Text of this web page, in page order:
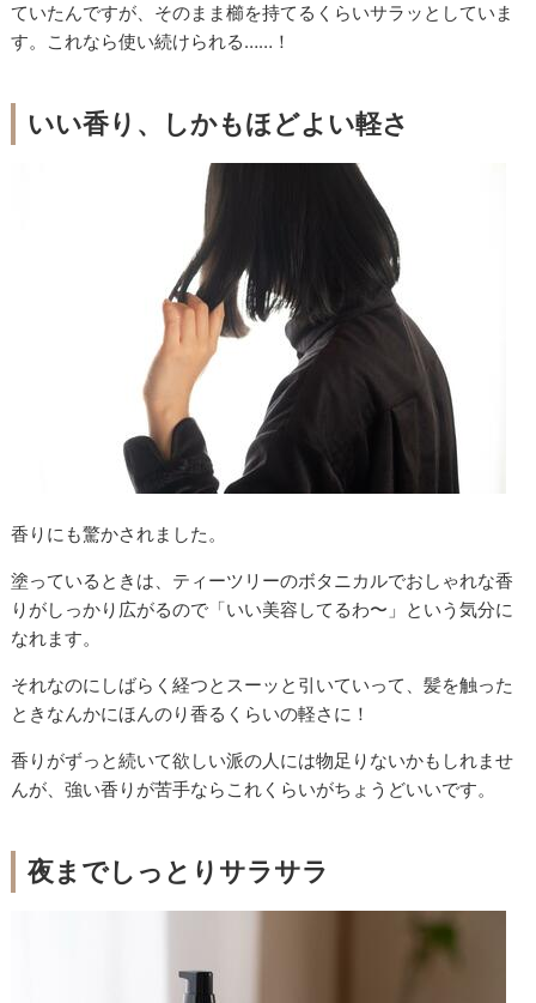
ていたんですが、そのまま櫛を持てるくらいサラッとしていま
す。これなら使い続けられる……！
いい香り、しかもほどよい軽さ
香りにも驚かされました。
塗っているときは、ティーツリーのボタニカルでおしゃれな香
りがしっかり広がるので「いい美容してるわ〜」という気分に
なれます。
それなのにしばらく経つとスーッと引いていって、髪を触った
ときなんかにほんのり香るくらいの軽さに！
香りがずっと続いて欲しい派の人には物足りないかもしれませ
んが、強い香りが苦手ならこれくらいがちょうどいいです。
夜までしっとりサラサラ